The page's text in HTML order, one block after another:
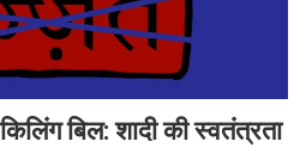
बिल: शादी की स्वतंत्रता